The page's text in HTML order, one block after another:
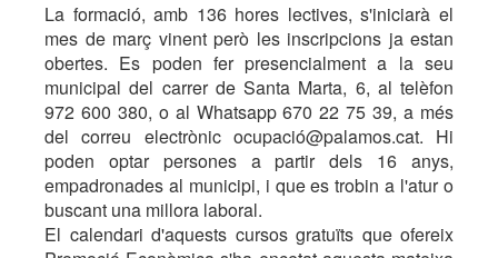
La formació, amb 136 hores lectives, s'iniciarà el
mes de març vinent però les inscripcions ja estan
obertes. Es poden fer presencialment a la seu
municipal del carrer de Santa Marta, 6, al telèfon
972 600 380, o al Whatsapp 670 22 75 39, a més
del correu electrònic ocupació@palamos.cat. Hi
poden optar persones a partir dels 16 anys,
empadronades al municipi, i que es trobin a l'atur o
buscant una millora laboral.
El calendari d'aquests cursos gratuïts que ofereix